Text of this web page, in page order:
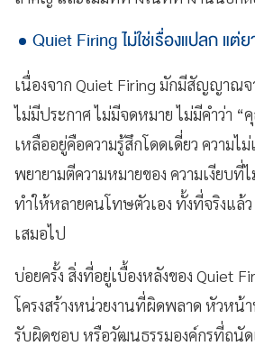
Quiet Firing ไม่ใช่เรื่องแปลก แต่
เนื่องจาก Quiet Firing มักมีสัญญาณจ
ไม่มีประกาศ ไม่มีจดหมาย ไม่มีคำว่า
เหลืออยู่คือความรู้สึกโดดเดี่ยว ความไ
พยายามตีความหมายของ ความเงียบที่
ทำให้หลายคนโทษตัวเอง ทั้งที่จริงแ
เสมอไป
บ่อยครั้ง สิ่งที่อยู่เบื้องหลังของ Quiet
โครงสร้างหน่วยงานที่ผิดพลาด หัวหน้
รับผิดชอบ หรือวัฒนธรรมองค์กรที่ถนั